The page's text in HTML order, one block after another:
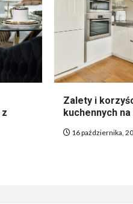
Zalety i
kuchennych
16 października,